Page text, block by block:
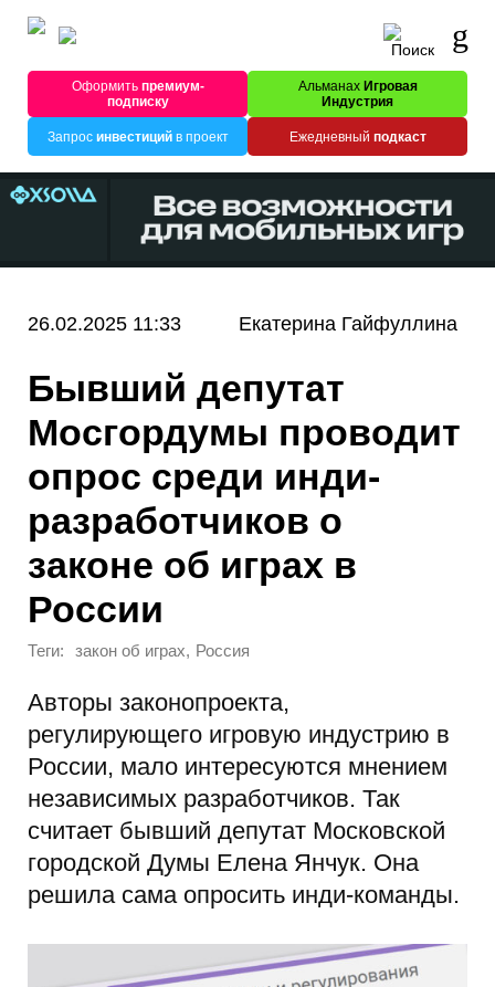
Оформитьпремиум-
подписку
Альманах Игровая
Индустрия
Запрос инвестицийв проект Ежедневный подкаст
26.02.2025 11:33 Екатерина Гайфуллина
Бывший депутат
Мосгордумы проводит
опрос среди инди-
разработчиков о
законе об играх в
России
Теги: закон об играх, Россия
Авторы законопроекта,
регулирующего игровую индустрию в
России, мало интересуются мнением
независимых разработчиков. Так
считает бывший депутат Московской
городской Думы Елена Янчук. Она
решила сама опросить инди-команды.